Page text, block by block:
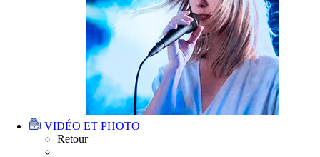
VIDÉO ET PHOTO
Retour